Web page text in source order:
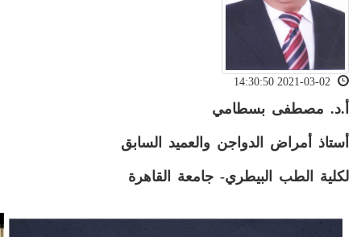
أ.د. مصطفى بسطامي
أستاذ أمراض الدواجن والعميد السابق
لكلية الطب البيطري- جامعة القاهرة